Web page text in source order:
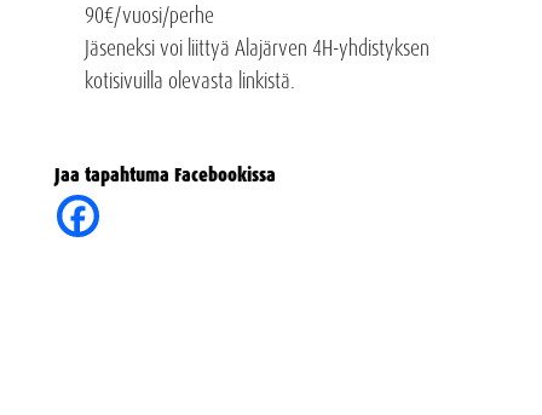
90€/vuosi/perhe
Jäseneksi voi liittyä Alajärven 4H-yhdistyksen
kotisivuilla olevasta linkistä.
Jaa tapahtuma Facebookissa